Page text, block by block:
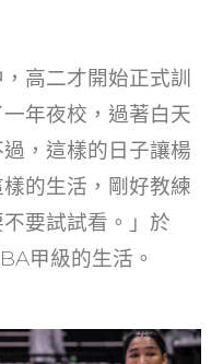
高二才開始正式訓
年夜校，過著白天
，這樣的日子讓楊
的生活，剛好教練
要試試看。」於
甲級的生活。